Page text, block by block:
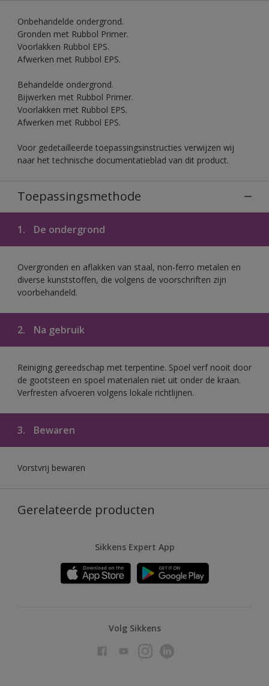
Onbehandelde ondergrond.
Gronden met Rubbol Primer.
Voorlakken Rubbol EPS.
Afwerken met Rubbol EPS.
Behandelde ondergrond.
Bijwerken met Rubbol Primer.
Voorlakken met Rubbol EPS.
Afwerken met Rubbol EPS.
Voor gedetailleerde toepassingsinstructies verwijzen wij
naar het technische documentatieblad van dit product.
Toepassingsmethode
1. De ondergrond
Overgronden en aflakken van staal, non-ferro metalen en
diverse kunststoffen, die volgens de voorschriften zijn
voorbehandeld.
2. Na gebruik
Reiniging gereedschap met terpentine. Spoel verf nooit door
de gootsteen en spoel materialen niet uit onder de kraan.
Verfresten afvoeren volgens lokale richtlijnen.
3. Bewaren
Vorstvrij bewaren
Gerelateerde producten
Sikkens Expert App
Volg Sikkens